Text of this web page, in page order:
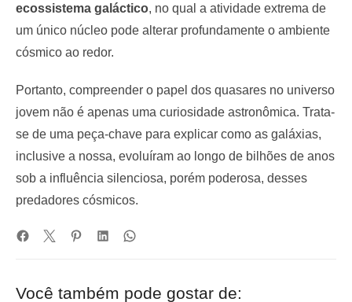
ecossistema galáctico, no qual a atividade extrema de
um único núcleo pode alterar profundamente o ambiente
cósmico ao redor.
Portanto, compreender o papel dos quasares no universo
jovem não é apenas uma curiosidade astronômica. Trata-
se de uma peça-chave para explicar como as galáxias,
inclusive a nossa, evoluíram ao longo de bilhões de anos
sob a influência silenciosa, porém poderosa, desses
predadores cósmicos.
Você também pode gostar de: